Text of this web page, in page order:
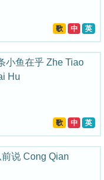
歌 中 英
小鱼在乎 Zhe Tiao
Hu
歌 中 英
说 Cong Qian